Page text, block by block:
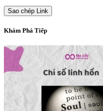
Sao chép Link
Khám Phá Tiếp